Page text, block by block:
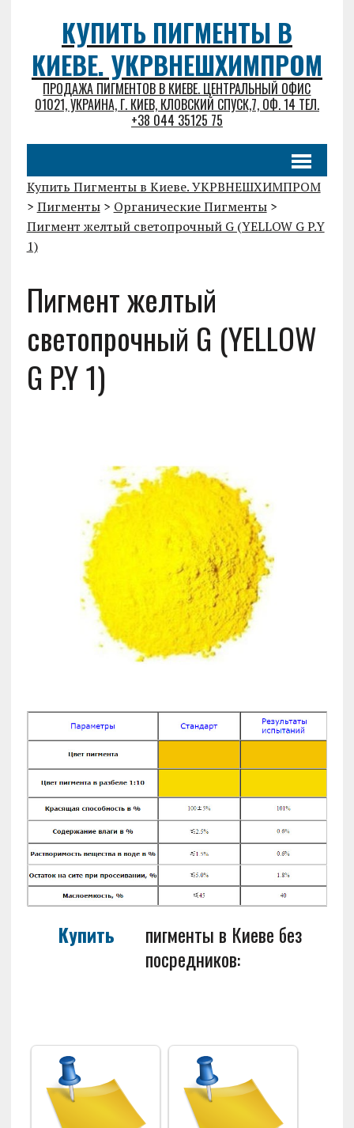
КУПИТЬ ПИГМЕНТЫ В
КИЕВЕ. УКРВНЕШХИМПРОМ
ПРОДАЖА ПИГМЕНТОВ В КИЕВЕ. ЦЕНТРАЛЬНЫЙ ОФИС
01021, УКРАИНА, Г. КИЕВ, КЛОВСКИЙ СПУСК,7, ОФ. 14 ТЕЛ.
+38 044 35125 75
Купить Пигменты в Киеве. УКРВНЕШХИМПРОМ
> Пигменты> Органические Пигменты>
Пигмент желтый светопрочный G (YELLOW G P.Y
1)
Пигмент желтый
светопрочный G (YELLOW
G P.Y 1)
Купить
пигменты в Киеве без
посредников: